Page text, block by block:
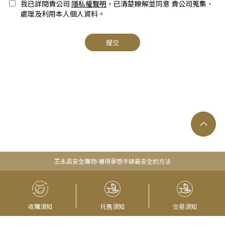
我已詳閱貴公司 隱私權聲明 ，已清楚瞭解並同意 貴公司蒐集、
處理及利用本人個人資料。
提交
王永昌安全購物-獲得夢想手錶最安全的方法
收購須知 托售須知 交易須知